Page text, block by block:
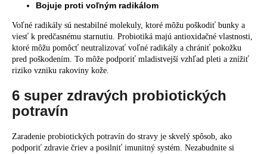
Bojuje proti voľným radikálom
Voľné radikály sú nestabilné molekuly, ktoré môžu poškodiť bunky a
viesť k predčasnému starnutiu. Probiotiká majú antioxidačné vlastnosti,
ktoré môžu pomôcť neutralizovať voľné radikály a chrániť pokožku
pred poškodením. To môže podporiť mladistvejší vzhľad pleti a znížiť
riziko vzniku rakoviny kože.
6 super zdravých probiotických
potravín
Zaradenie probiotických potravín do stravy je skvelý spôsob, ako
podporiť zdravie čriev a posilniť imunitný systém. Nezabudnite si